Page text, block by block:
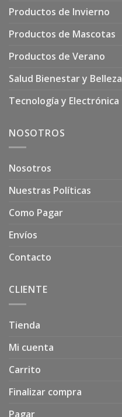
Productos de Invierno
Productos de Mascotas
Productos de Verano
Salud Bienestar y Belleza
Tecnología y Electrónica
NOSOTROS
Nosotros
Nuestras Políticas
Como Pagar
Envíos
Contacto
CLIENTE
Tienda
Mi cuenta
Carrito
Finalizar compra
Pagar